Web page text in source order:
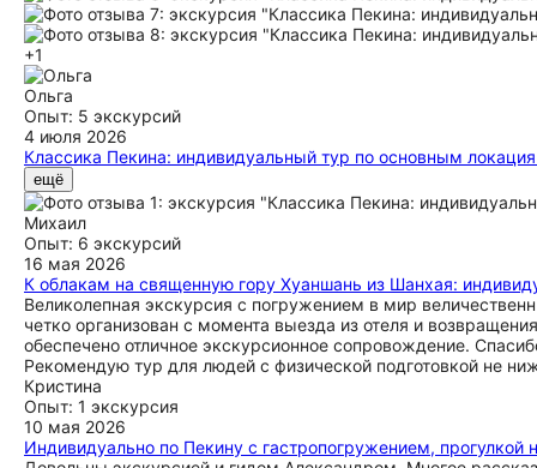
+1
Ольга
Опыт: 5 экскурсий
4 июля 2026
Классика Пекина: индивидуальный тур по основным
Всем привет! нам в первую очередь нужен был человек,
с этим и показал знаковые места в лучшее время. Нам
мы довольны, узнали о современной и древней жизни в
ещё
Михаил
Опыт: 6 экскурсий
16 мая 2026
К облакам на священную гору Хуаншань из Шанхая:
Великолепная экскурсия с погружением в мир
четко организован с момента выезда из отеля и
обеспечено отличное экскурсионное сопровождение.
Рекомендую тур для людей с физической подготовкой не
Кристина
Опыт: 1 экскурсия
10 мая 2026
Индивидуально по Пекину с гастропогружением,